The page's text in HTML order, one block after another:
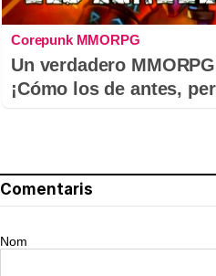
Corepunk MMORPG
Un verdadero
¡Cómo los de antes,
Comentaris
Nom